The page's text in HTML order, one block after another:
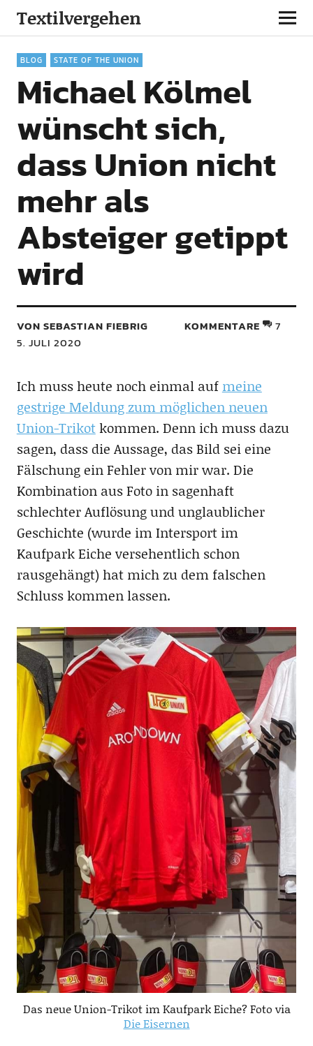
Textilvergehen
BLOG STATE OF THE UNION
Michael Kölmel
wünscht sich,
dass Union nicht
mehr als
Absteiger getippt
wird
VON SEBASTIAN FIEBRIG
5. JULI 2020
KOMMENTARE 7
Ich muss heute noch einmal auf meine
gestrige Meldung zum möglichen neuen
Union-Trikotkommen. Denn ich muss dazu
sagen, dass die Aussage, das Bild sei eine
Fälschung ein Fehler von mir war. Die
Kombination aus Foto in sagenhaft
schlechter Auflösung und unglaublicher
Geschichte (wurde im Intersport im
Kaufpark Eiche versehentlich schon
rausgehängt) hat mich zu dem falschen
Schluss kommen lassen.
Das neue Union-Trikot im Kaufpark Eiche? Foto via
Die Eisernen